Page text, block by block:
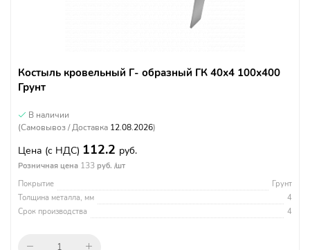
Костыль кровельный Г- образный ГК 40х4 100х400
Грунт
В наличии
(Самовывоз / Доставка 12.08.2026)
Цена (с НДС) 112.2 руб.
Розничная цена 133 руб. /шт
Покрытие
Грунт
Толщина металла, мм
4
Срок производства
4